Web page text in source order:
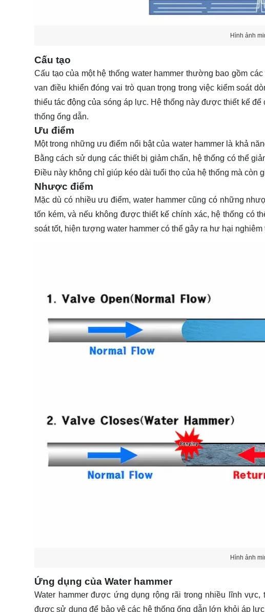
Hình ảnh
Cấu tạo
Cấu tạo của một hệ thống water hammer thường bao gồm
van điều khiển đóng vai trò quan trọng trong việc kiểm soát
thiểu tác động của sóng áp lực. Hệ thống này được thiết kế
thống ống dẫn.
Ưu điểm
Một trong những ưu điểm nổi bật của water hammer là khả
Bằng cách sử dụng các thiết bị giảm chấn, hệ thống có thể
Điều này không chỉ giúp kéo dài tuổi thọ của hệ thống mà còn
Nhược điểm
Mặc dù có nhiều ưu điểm, water hammer cũng có những
tốn kém, và nếu không được thiết kế chính xác, hệ thống có
soát tốt, hiện tượng water hammer có thể gây ra hư hại
Hình ảnh
Ứng dụng của Water hammer
Water hammer được ứng dụng rộng rãi trong nhiều lĩnh
được sử dụng để bảo vệ các hệ thống ống dẫn lớn khỏi áp